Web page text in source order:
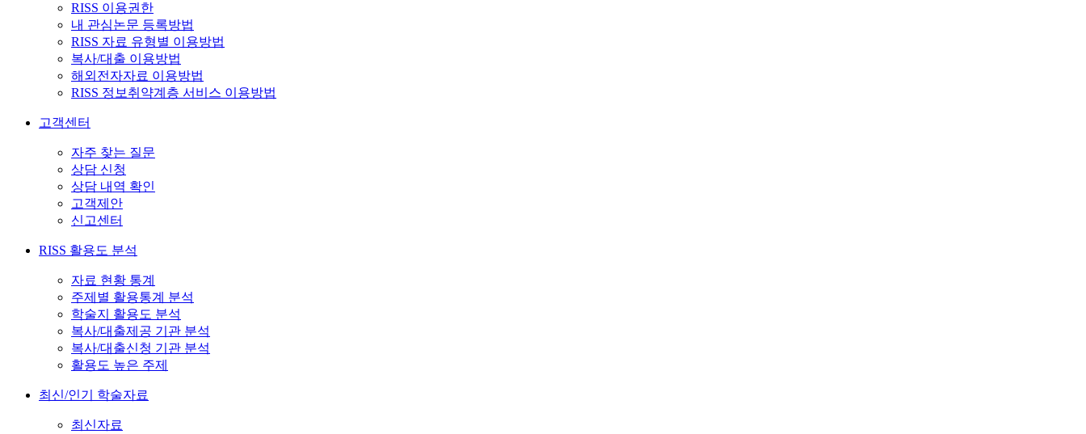
RISS 이용권한
내 관심논문 등록방법
RISS 자료 유형별 이용방법
복사/대출 이용방법
해외전자자료 이용방법
RISS 정보취약계층 서비스 이용방법
고객센터
자주 찾는 질문
상담 신청
상담 내역 확인
고객제안
신고센터
RISS 활용도 분석
자료 현황 통계
주제별 활용통계 분석
학술지 활용도 분석
복사/대출제공 기관 분석
복사/대출신청 기관 분석
활용도 높은 주제
최신/인기 학술자료
최신자료